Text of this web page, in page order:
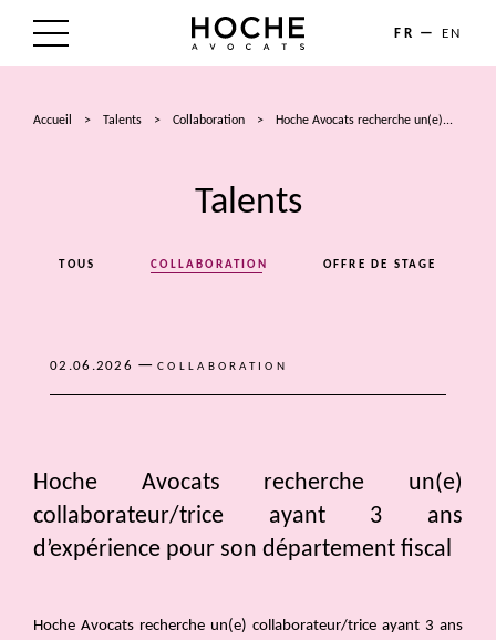
FR EN
Accueil > Talents > Collaboration > Hoche Avocats recherche un(e)...
Talents
TOUS COLLABORATION OFFRE DE STAGE
02.06.2026 — COLLABORATION
Hoche Avocats recherche un(e)
collaborateur/trice ayant 3 ans
d’expérience pour son département fiscal
Hoche Avocats recherche un(e) collaborateur/trice ayant 3 ans